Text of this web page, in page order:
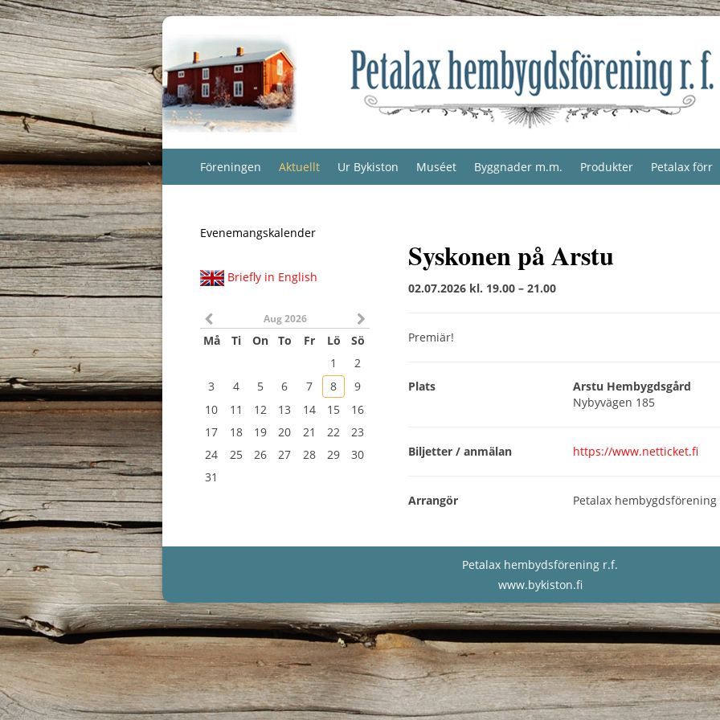
Föreningen Aktuellt Ur Bykiston Muséet Byggnader m.m. Produkter Petalax förr
Evenemangskalender
Briefly in English
Aug 2026
Må Ti On To Fr Lö
Sö
1
2
3
4 5 6 7 8
9
10
11 12 13 14 15
16
17
18 19 20 21 22
23
24
25 26 27 28 29
30
31
Syskonen på Arstu
02.07.2026 kl. 19.00 – 21.00
Premiär!
Plats
Arstu Hembygdsgård
Nybyvägen 185
Biljetter / anmälan https://www.netticket.fi
Arrangör Petalax
Petalax hembydsförening r.f.
www.bykiston.fi